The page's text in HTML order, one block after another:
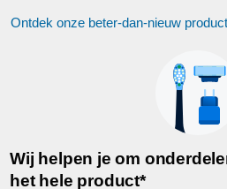
Ontdek onze beter-dan-nieuw
Wij helpen je om
het hele product*